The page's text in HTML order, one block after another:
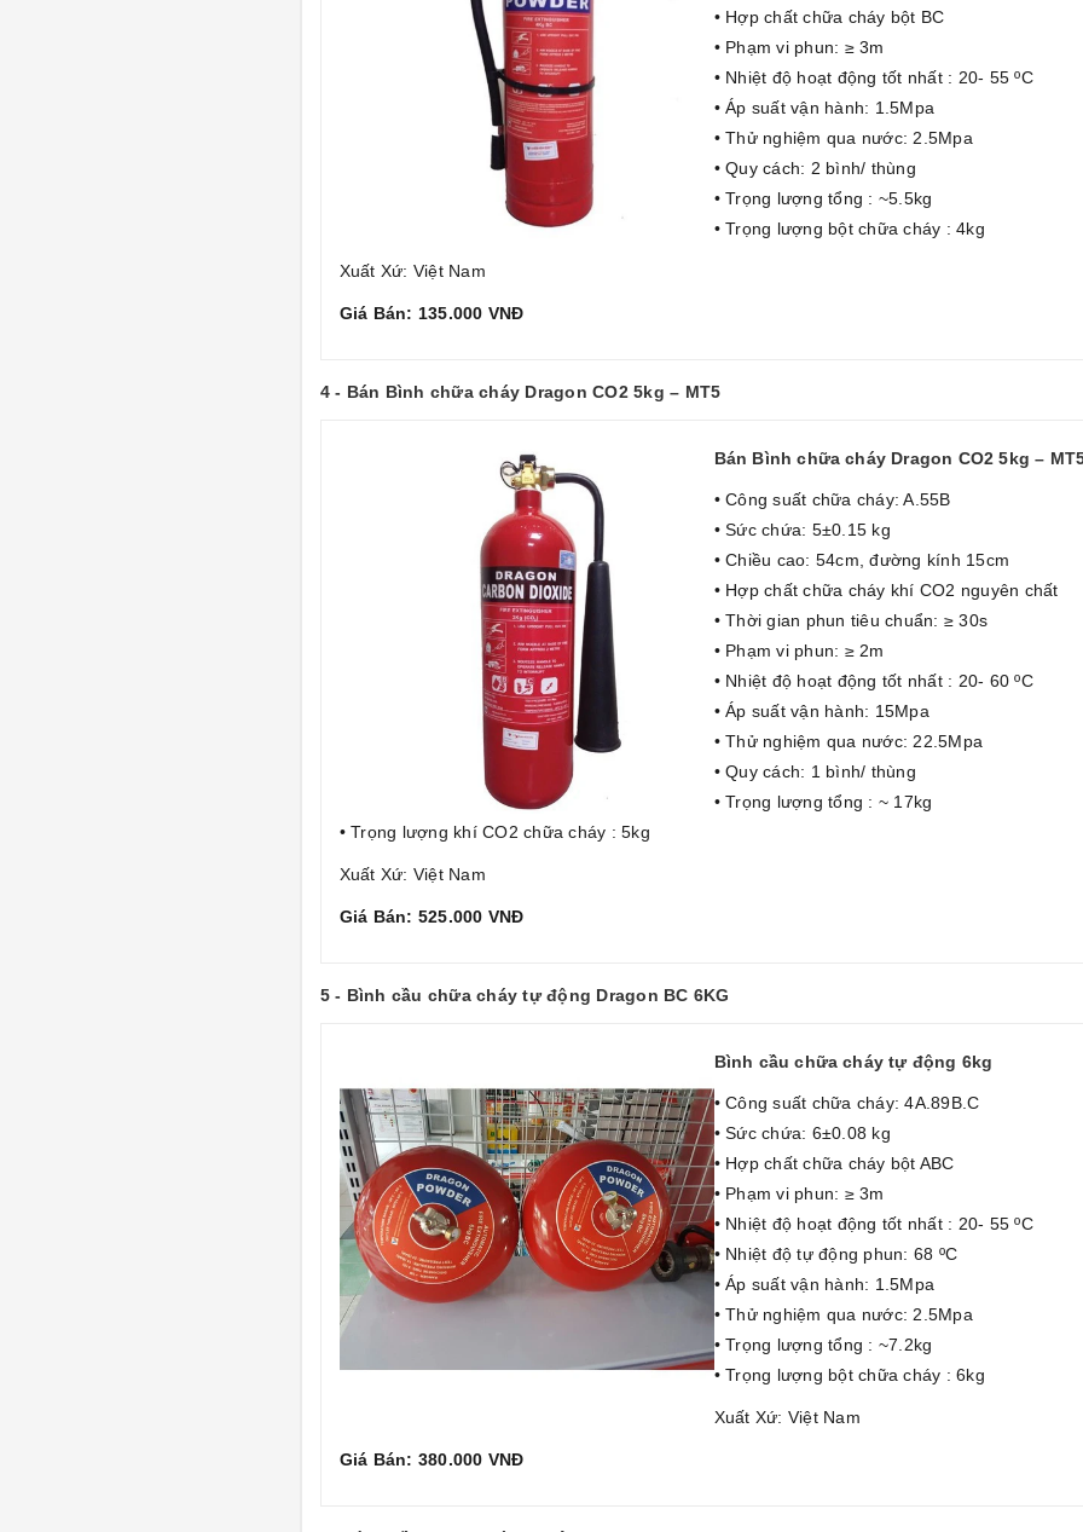
• Hợp chất chữa cháy bột BC
• Phạm vi phun: ≥ 3m
• Nhiệt độ hoạt động tốt nhất : 20- 55 ºC
• Áp suất vận hành: 1.5Mpa
• Thử nghiệm qua nước: 2.5Mpa
• Quy cách: 2 bình/ thùng
• Trọng lượng tổng : ~5.5kg
• Trọng lượng bột chữa cháy : 4kg
Xuất Xứ: Việt Nam
Giá Bán: 135.000 VNĐ
4 - Bán Bình chữa cháy Dragon CO2 5kg – MT5
Bán Bình chữa cháy Dragon CO2 5kg –
• Công suất chữa cháy: A.55B
• Sức chứa: 5±0.15 kg
• Chiều cao: 54cm, đường kính 15cm
• Hợp chất chữa cháy khí CO2 nguyên chất
• Thời gian phun tiêu chuẩn: ≥ 30s
• Phạm vi phun: ≥ 2m
• Nhiệt độ hoạt động tốt nhất : 20- 60 ºC
• Áp suất vận hành: 15Mpa
• Thử nghiệm qua nước: 22.5Mpa
• Quy cách: 1 bình/ thùng
• Trọng lượng tổng : ~ 17kg
• Trọng lượng khí CO2 chữa cháy : 5kg
Xuất Xứ: Việt Nam
Giá Bán: 525.000 VNĐ
5 - Bình cầu chữa cháy tự động Dragon BC 6KG
Bình cầu chữa cháy tự động 6kg
• Công suất chữa cháy: 4A.89B.C
• Sức chứa: 6±0.08 kg
• Hợp chất chữa cháy bột ABC
• Phạm vi phun: ≥ 3m
• Nhiệt độ hoạt động tốt nhất : 20- 55 ºC
• Nhiệt độ tự động phun: 68 ºC
• Áp suất vận hành: 1.5Mpa
• Thử nghiệm qua nước: 2.5Mpa
• Trọng lượng tổng : ~7.2kg
• Trọng lượng bột chữa cháy : 6kg
Xuất Xứ: Việt Nam
Giá Bán: 380.000 VNĐ